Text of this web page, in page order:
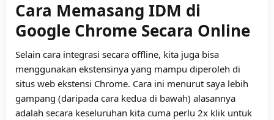
Cara Memasang IDM di
Google Chrome Secara Online
Selain cara integrasi secara offline, kita juga bisa
menggunakan ekstensinya yang mampu diperoleh di
situs web ekstensi Chrome. Cara ini menurut saya lebih
gampang (daripada cara kedua di bawah) alasannya
adalah secara keseluruhan kita cuma perlu 2x klik untuk